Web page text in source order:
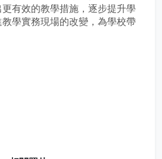
有效的教學措施，逐步提升學
學實務現場的改變，為學校帶